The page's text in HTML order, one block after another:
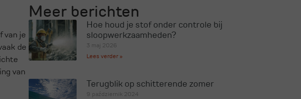
van je
de
van
Meer berichten
Hoe houd je stof onder controle bij
sloopwerkzaamheden?
3 maj 2026
Lees verder »
Terugblik op schitterende zomer
9 październik 2024